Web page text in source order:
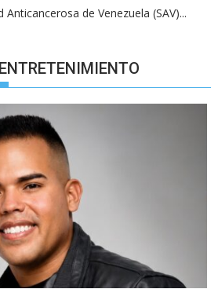
Anticancerosa de Venezuela (SAV)...